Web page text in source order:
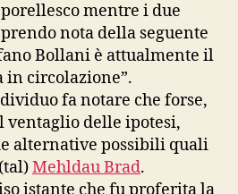
mentre i due
nota della seguente
Bollani è attualmente il
in circolazione”.
fa notare che forse,
ventaglio delle ipotesi,
alternative possibili quali
Mehldau Brad.